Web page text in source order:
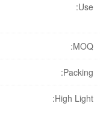
Use:
MOQ:
Packing:
High Light: